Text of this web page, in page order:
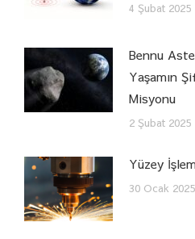
4 Şubat 2025
Bennu
Yaşamın
Misyonu
2 Şubat 2025
Yüzey
30 Ocak 2025